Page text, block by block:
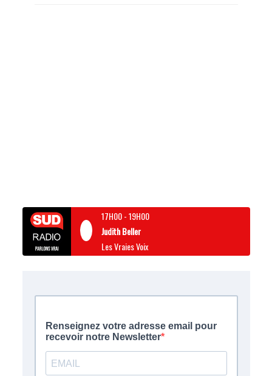
17H00-19H00
Judith Beller
Les Vraies Voix